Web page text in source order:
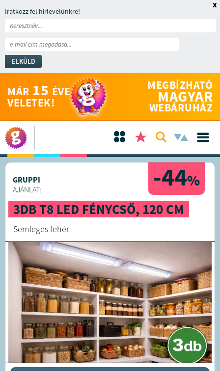
Iratkozz fel hírlevelünkre!
ELKÜLD
x
MÁR 15 ÉVE
VELETEK!
MEGBÍZHATÓ
MAGYAR
WEBÁRUHÁZ
-44%
GRUPPI
AJÁNLAT:
3DB T8 LED FÉNYCSŐ, 120 CM
Semleges fehér